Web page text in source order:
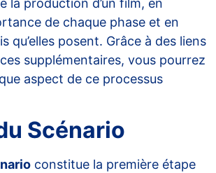
la production d’un film, en
de chaque phase et en
qu’elles posent. Grâce à des liens
supplémentaires, vous pourrez
aspect de ce processus
Scénario
constitue la première étape